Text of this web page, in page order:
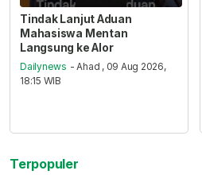
Tindak Lanjut Aduan
Mahasiswa Mentan
Langsung ke Alor
Dailynews - Ahad , 09 Aug 2026,
18:15 WIB
Terpopuler